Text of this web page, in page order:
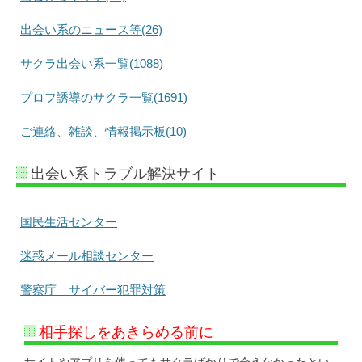
出会い系のニュース等(26)
サクラ出会い系一覧(1088)
プロフ誘導のサクラ一覧(1691)
ご連絡、雑談、情報掲示板(10)
出会い系トラブル解決サイト
国民生活センター
迷惑メール相談センター
警察庁 サイバー犯罪対策
相手探しをあきらめる前に